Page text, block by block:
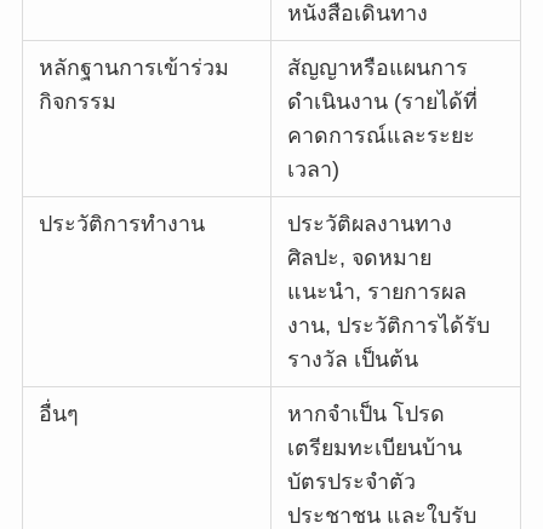
หนังสือเดินทาง
หลักฐานการเข้าร่วม
กิจกรรม
สัญญาหรือแผนการ
ดำเนินงาน (รายได้ที่
คาดการณ์และระยะ
เวลา)
ประวัติการทำงาน
ประวัติผลงานทาง
ศิลปะ, จดหมาย
แนะนำ, รายการผล
งาน, ประวัติการได้รับ
รางวัล เป็นต้น
อื่นๆ
หากจำเป็น โปรด
เตรียมทะเบียนบ้าน
บัตรประจำตัว
ประชาชน และใบรับ